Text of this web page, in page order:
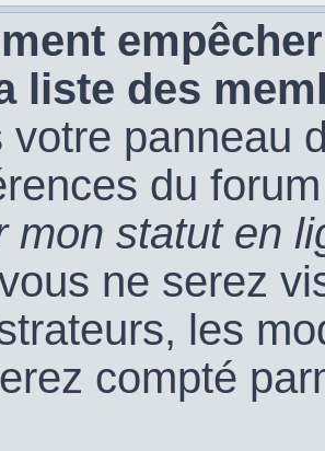
liste des
votre panneau
du
mon statut en
ne serez
les
compté